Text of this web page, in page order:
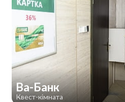
Ва-Банк
Квест-кімната